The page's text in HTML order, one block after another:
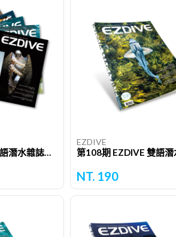
2022 EZDIVE 雙語潛水雜誌（六期）
EZDIVE
NT. 190